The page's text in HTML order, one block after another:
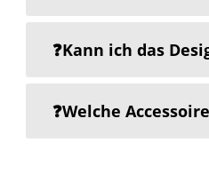
❓Kann ich das
❓Welche